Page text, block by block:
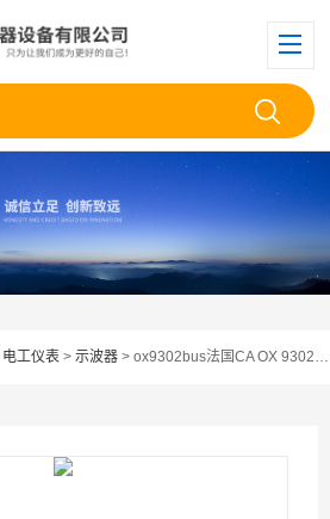
电工仪表 > 示波器 > ox9302bus法国CA OX 9302 BUS手持式示波器